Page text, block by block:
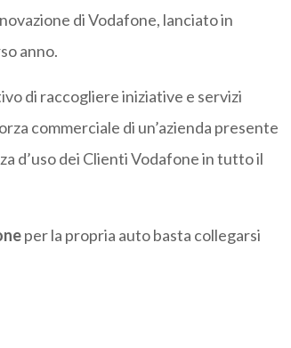
di Vodafone, lanciato in
anno.
di raccogliere iniziative e servizi
commerciale di un’azienda presente
d’uso dei Clienti Vodafone in tutto il
per la propria auto basta collegarsi